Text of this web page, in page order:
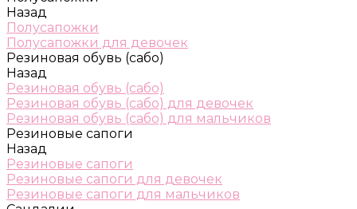
Назад
Полусапожки
Полусапожки для девочек
Резиновая обувь (сабо)
Назад
Резиновая обувь (сабо)
Резиновая обувь (сабо) для девочек
Резиновая обувь (сабо) для мальчиков
Резиновые сапоги
Назад
Резиновые сапоги
Резиновые сапоги для девочек
Резиновые сапоги для мальчиков